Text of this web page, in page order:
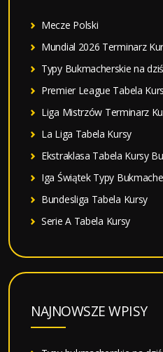
Mecze Polski
Mundial 2026 Terminarz
Typy Bukmacherskie na dziś
Premier League Tabela
Liga Mistrzów Terminarz
La Liga Tabela Kursy
Ekstraklasa Tabela Kursy
Iga Świątek Typy
Bundesliga Tabela Kursy
Serie A Tabela Kursy
NAJNOWSZE WPISY